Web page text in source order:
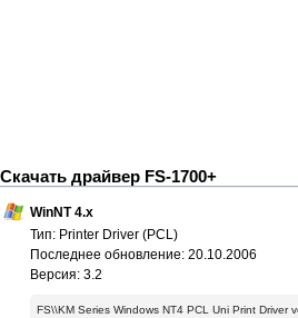
Скачать драйвер FS-1700+
WinNT 4.x
Тип: Printer Driver (PCL)
Последнее обновление: 20.10.2006
Версия: 3.2
FS\\KM Series Windows NT4 PCL Uni Print Driver